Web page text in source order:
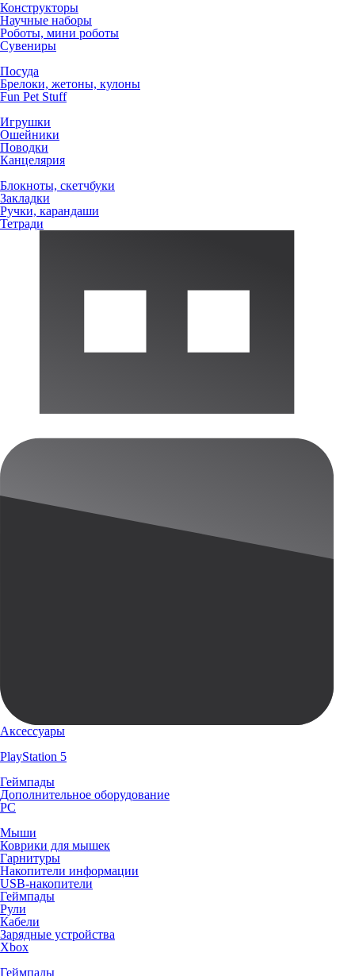
Конструкторы
Научные наборы
Роботы, мини роботы
Сувениры
Посуда
Брелоки, жетоны, кулоны
Fun Pet Stuff
Игрушки
Ошейники
Поводки
Канцелярия
Блокноты, скетчбуки
Закладки
Ручки, карандаши
Тетради
Аксессуары
PlayStation 5
Геймпады
Дополнительное оборудование
PC
Мыши
Коврики для мышек
Гарнитуры
Накопители информации
USB-накопители
Геймпады
Рули
Кабели
Зарядные устройства
Xbox
Геймпады